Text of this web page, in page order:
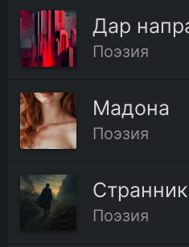
Поэзия
Мадона
Поэзия
Странник
Поэзия